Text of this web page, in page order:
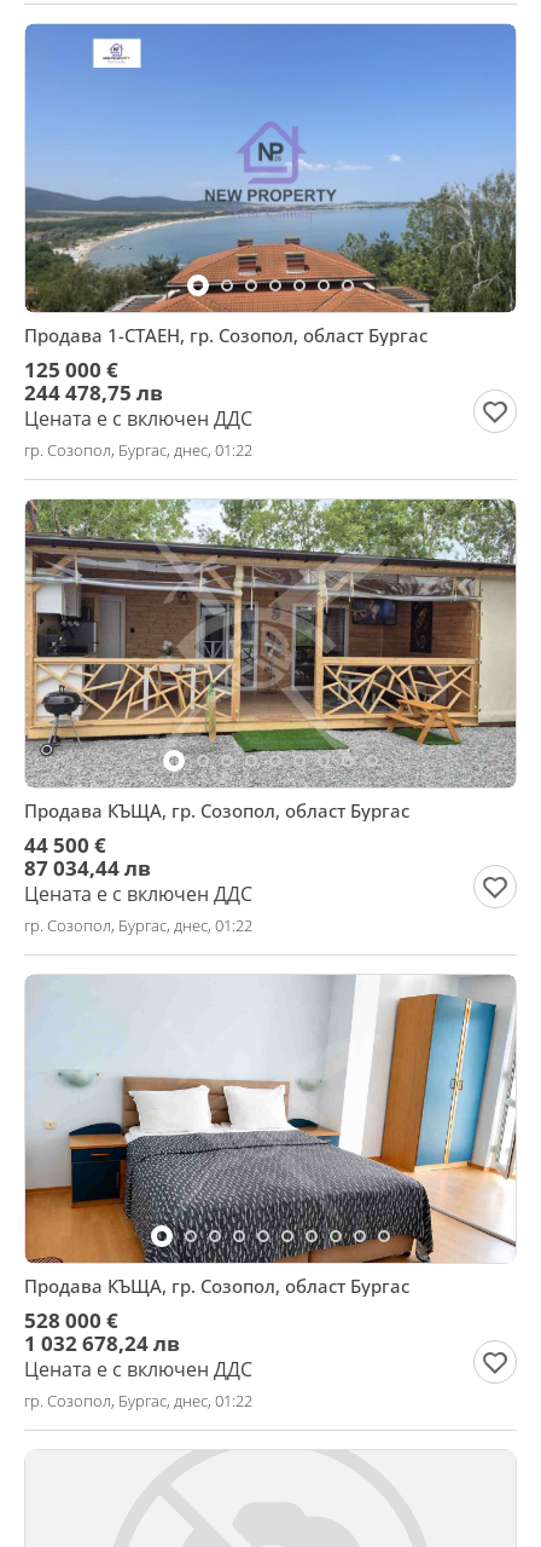
Продава 1-СТАЕН, гр. Созопол, област Бургас
125 000 €
244 478,75 лв
Цената е с включен ДДС
гр. Созопол, Бургас, днес, 01:22
Продава КЪЩА, гр. Созопол, област Бургас
44 500 €
87 034,44 лв
Цената е с включен ДДС
гр. Созопол, Бургас, днес, 01:22
Продава КЪЩА, гр. Созопол, област Бургас
528 000 €
1 032 678,24 лв
Цената е с включен ДДС
гр. Созопол, Бургас, днес, 01:22